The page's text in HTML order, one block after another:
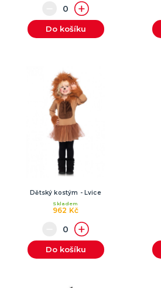
Do košíku
Dětský kostým - Lvice
962 Kč
Skladem
Do košíku